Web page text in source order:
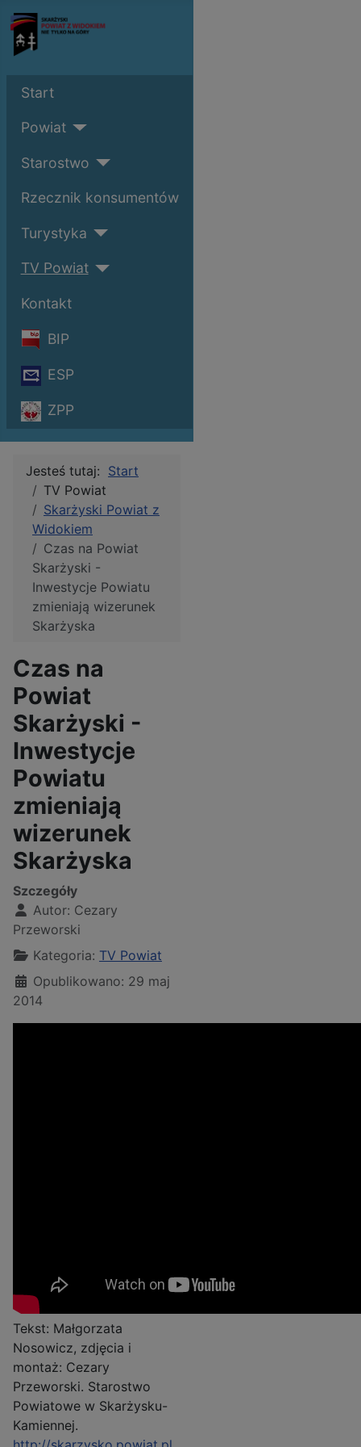
Start
Powiat
Starostwo
Rzecznik konsumentów
Turystyka
TV Powiat
Kontakt
BIP
ESP
ZPP
Jesteś tutaj: Start
TV Powiat
Skarżyski Powiat z
Widokiem
Czas na Powiat
Skarżyski -
Inwestycje Powiatu
zmieniają wizerunek
Skarżyska
Czas na
Powiat
Skarżyski -
Inwestycje
Powiatu
zmieniają
wizerunek
Skarżyska
Szczegóły
Autor: Cezary
Przeworski
Kategoria: TV Powiat
Opublikowano: 29 maj
2014
Tekst: Małgorzata
Nosowicz, zdjęcia i
montaż: Cezary
Przeworski. Starostwo
Powiatowe w Skarżysku-
Kamiennej.